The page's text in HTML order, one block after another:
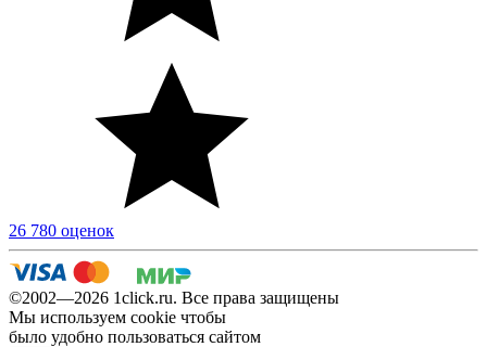
26 780 оценок
©2002—2026 1сlick.ru. Все права защищены
Мы используем cookie чтобы
было удобно пользоваться сайтом